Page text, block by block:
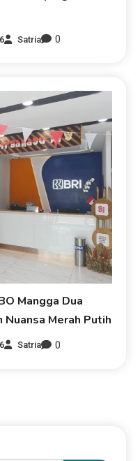
Satria 0
Mangga Dua
Merah Putih
Satria 0